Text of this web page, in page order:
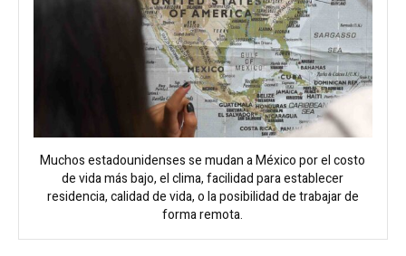
Muchos estadounidenses se mudan a México por el costo
de vida más bajo, el clima, facilidad para establecer
residencia, calidad de vida, o la posibilidad de trabajar de
forma remota.